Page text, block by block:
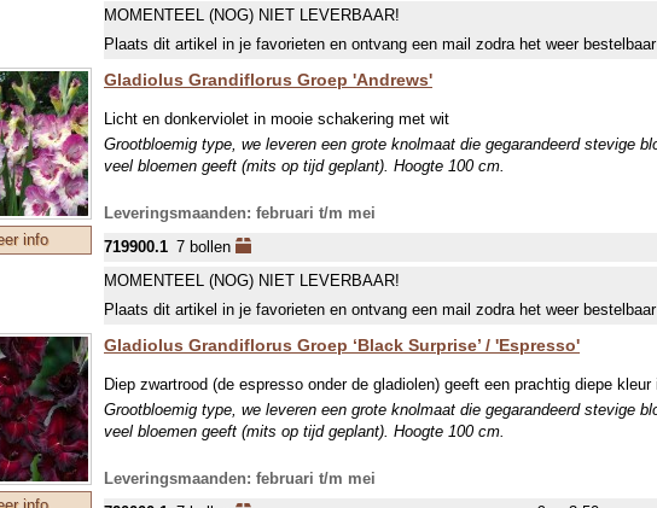
MOMENTEEL (NOG) NIET LEVERBAAR!
Plaats dit artikel in je favorieten en ontvang een mail zodra het weer bestelbaar
info
Gladiolus Grandiflorus Groep 'Andrews'
Licht en donkerviolet in mooie schakering met wit
Grootbloemig type, we leveren een grote knolmaat die gegarandeerd stevige
veel bloemen geeft (mits op tijd geplant). Hoogte 100 cm.
Leveringsmaanden: februari t/m mei
719900.1 7 bollen
MOMENTEEL (NOG) NIET LEVERBAAR!
Plaats dit artikel in je favorieten en ontvang een mail zodra het weer bestelbaar
info
Gladiolus Grandiflorus Groep ‘Black Surprise’ / 'Espresso'
Diep zwartrood (de espresso onder de gladiolen) geeft een prachtig diepe kleur
Grootbloemig type, we leveren een grote knolmaat die gegarandeerd stevige
veel bloemen geeft (mits op tijd geplant). Hoogte 100 cm.
Leveringsmaanden: februari t/m mei